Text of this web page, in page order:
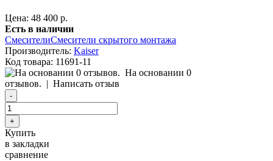
Цена: 48 400 р.
Есть в наличии
СмесителиСмесители скрытого монтажа
Производитель: Kaiser
Код товара: 11691-11
На основании 0
отзывов. | Написать отзыв
Купить
в закладки
сравнение